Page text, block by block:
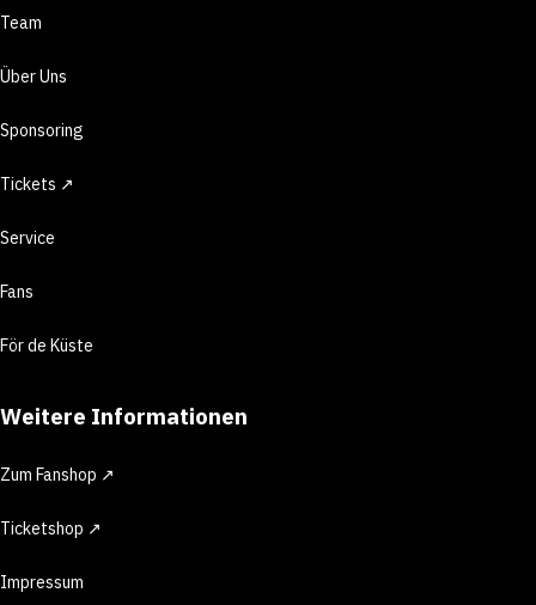
Team
Über Uns
Sponsoring
Tickets ↗
Service
Fans
För de Küste
Weitere Informationen
Zum Fanshop ↗
Ticketshop ↗
Impressum